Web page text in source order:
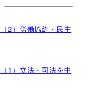
2）労働協約・民主
1）立法・司法を中